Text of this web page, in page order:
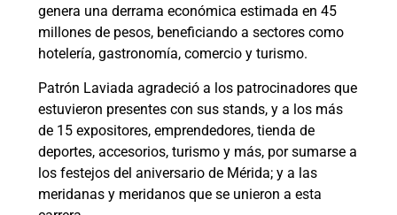
genera una derrama económica estimada en 45
millones de pesos, beneficiando a sectores como
hotelería, gastronomía, comercio y turismo.
Patrón Laviada agradeció a los patrocinadores que
estuvieron presentes con sus stands, y a los más
de 15 expositores, emprendedores, tienda de
deportes, accesorios, turismo y más, por sumarse a
los festejos del aniversario de Mérida; y a las
meridanas y meridanos que se unieron a esta